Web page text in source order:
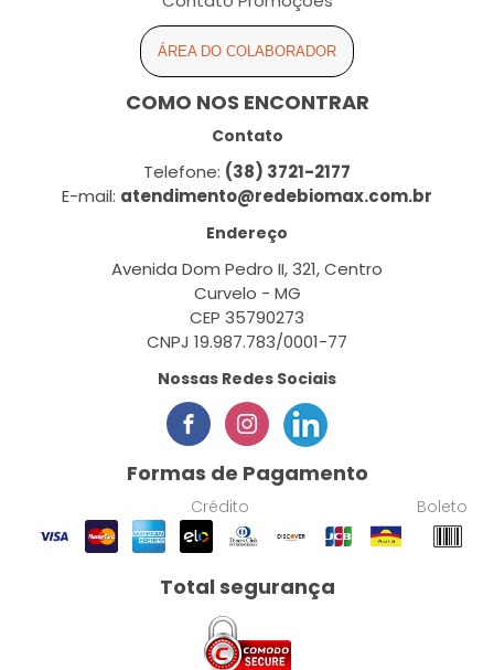
ÁREA DO COLABORADOR
COMO NOS ENCONTRAR
Contato
Telefone: (38) 3721-2177
E-mail: atendimento@redebiomax.com.br
Endereço
Avenida Dom Pedro II, 321, Centro
Curvelo - MG
CEP 35790273
CNPJ 19.987.783/0001-77
Nossas Redes Sociais
Formas de Pagamento
Crédito Boleto
Total segurança